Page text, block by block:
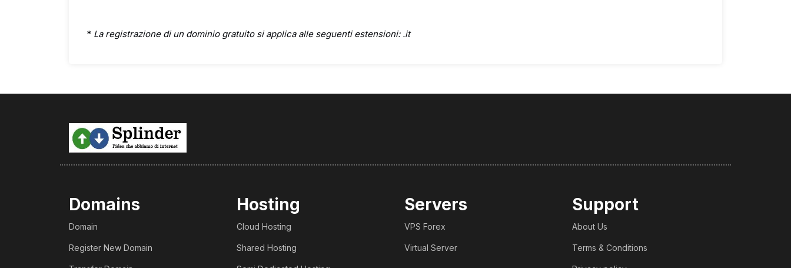
* La registrazione di un dominio gratuito si applica alle seguenti estensioni: .it
Domains
Domain
Register New Domain
Hosting
Cloud Hosting
Shared Hosting
Servers
VPS Forex
Virtual Server
Support
About Us
Terms & Conditions